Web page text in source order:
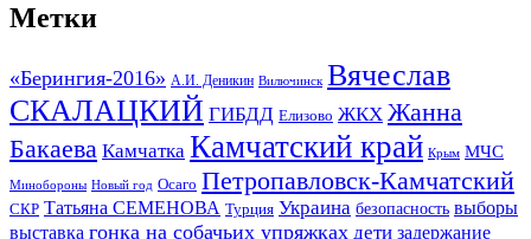
Метки
«Берингия-2016» А.И. Деникин Вилючинск Вячеслав
СКАЛАЦКИЙ ГИБДД Елизово ЖКХ Жанна
Бакаева Камчатка Камчатский край Крым МЧС
Минобороны Новый год Осаго Петропавловск-Камчатский
СКР Татьяна СЕМЕНОВА Турция Украина безопасность выборы
выставка гонка на собачьих упряжках дети задержание